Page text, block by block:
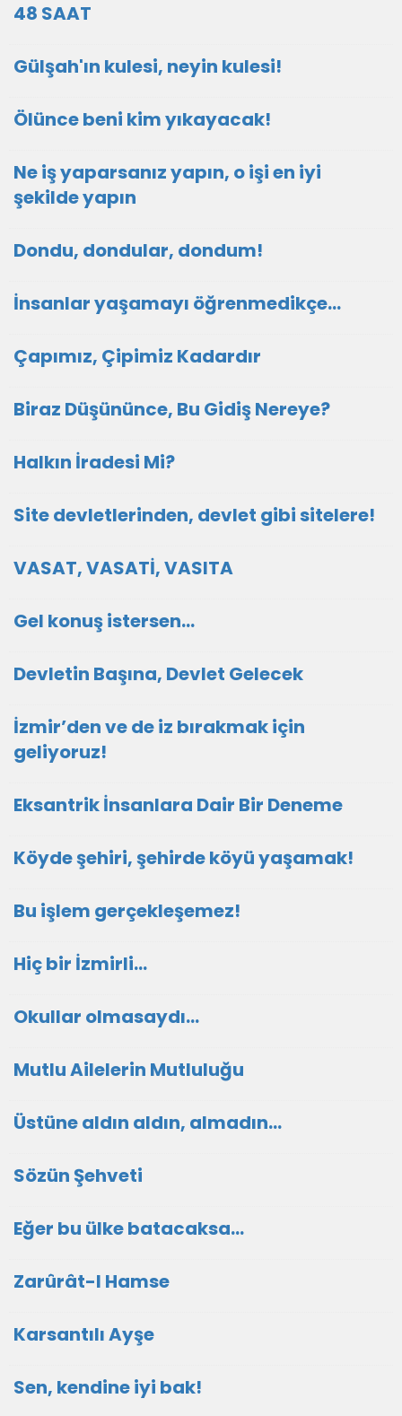
48 SAAT
Gülşah'ın kulesi, neyin kulesi!
Ölünce beni kim yıkayacak!
Ne iş yaparsanız yapın, o işi en iyi
şekilde yapın
Dondu, dondular, dondum!
İnsanlar yaşamayı öğrenmedikçe...
Çapımız, Çipimiz Kadardır
Biraz Düşününce, Bu Gidiş Nereye?
Halkın İradesi Mi?
Site devletlerinden, devlet gibi sitelere!
VASAT, VASATİ, VASITA
Gel konuş istersen...
Devletin Başına, Devlet Gelecek
İzmir’den ve de iz bırakmak için
geliyoruz!
Eksantrik İnsanlara Dair Bir Deneme
Köyde şehiri, şehirde köyü yaşamak!
Bu işlem gerçekleşemez!
Hiç bir İzmirli...
Okullar olmasaydı...
Mutlu Ailelerin Mutluluğu
Üstüne aldın aldın, almadın...
Sözün Şehveti
Eğer bu ülke batacaksa...
Zarûrât-I Hamse
Karsantılı Ayşe
Sen, kendine iyi bak!